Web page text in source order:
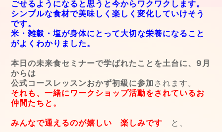
ごせるようになると思うと今からワクワクします。
シンプルな食材で美味しく楽しく変化していけそう
です。
米・雑穀・塩が身体にとって大切な栄養になること
がよくわかりました。
本日の未来食セミナーで学ばれたことを土台に、9月
からは
公式コースレッスンおかず初級に参加 されます。
それも、一緒にワークショップ活動をされているお
仲間たちと。
みんなで通えるのが嬉しい 楽しみです
と、